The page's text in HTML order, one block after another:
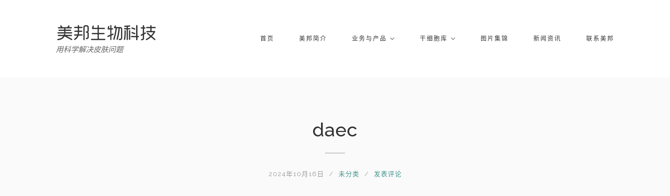
用科学解决皮肤问题
首页 美邦简介 业务与产品 干细胞库 图片集锦 新闻资讯 联系美邦
daec
2024年10月16日 未分类 发表评论